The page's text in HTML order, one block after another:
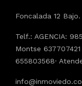
Foncalada 12
Telf.: AGENCIA:
Montse
655803568·